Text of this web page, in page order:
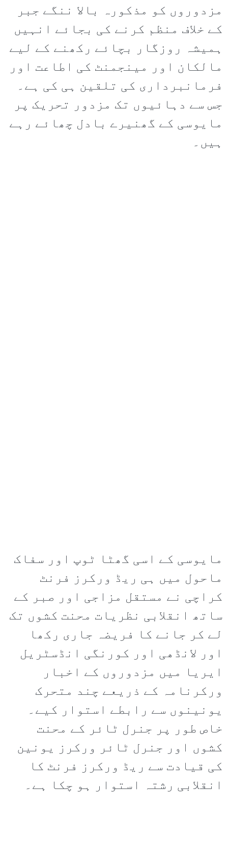
مزدوروں کو مذکورہ بالا ننگے جبر
کے خلاف منظم کرنے کی بجائے انہیں
ہمیشہ روزگار بچائے رکھنے کے لیے
مالکان اور مینجمنٹ کی اطاعت اور
فرمانبرداری کی تلقین ہی کی ہے۔
جس سے دہائیوں تک مزدور تحریک پر
مایوسی کے گھنیرے بادل چھائے رہے
ہیں۔
مایوسی کے اسی گھٹا ٹوپ اور سفاک
ماحول میں ہی ریڈ ورکرز فرنٹ
کراچی نے مستقل مزاجی اور صبر کے
ساتھ انقلابی نظریات محنت کشوں تک
لے کر جانے کا فریضہ جاری رکھا
اور لانڈھی اور کورنگی انڈسٹریل
ایریا میں مزدوروں کے اخبار
ورکرنامہ کے ذریعے چند متحرک
یونینوں سے رابطے استوار کیے۔
خاص طور پر جنرل ٹائر کے محنت
کشوں اور جنرل ٹائر ورکرز یونین
کی قیادت سے ریڈ ورکرز فرنٹ کا
انقلابی رشتہ استوار ہو چکا ہے۔